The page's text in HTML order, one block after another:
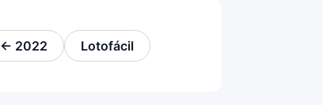
← 2022 Lotofácil